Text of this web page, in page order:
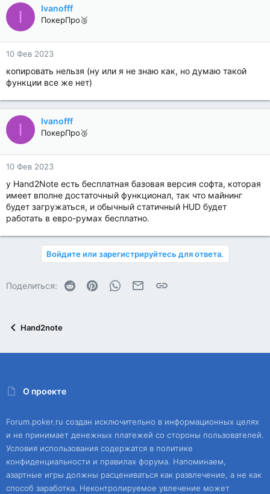
I Ivanofff
ПокерПро🥉
10 Фев 2023
копировать нельзя (ну или я не знаю как, но думаю такой
функции все же нет)
I Ivanofff
ПокерПро🥉
10 Фев 2023
у Hand2Note есть бесплатная базовая версия софта, которая
имеет вполне достаточный функционал, так что майнинг
будет загружаться, и обычный статичный HUD будет
работать в евро-румах бесплатно.
Войдите или зарегистрируйтесь для ответа.
Поделиться: Reddit PinterestWhatsAppЭлектронная почта
Ссылка
Hand2note
О проекте
Forum.poker.ru создан исключительно в информационных целях
и не принимает денежных платежей со стороны пользователей.
Условия использования содержатся в политике
конфиденциальности и правилах форума. Напоминаем,
азартные игры должны расцениваться как развлечение, а не как
способ заработка. Неконтролируемое увлечение может